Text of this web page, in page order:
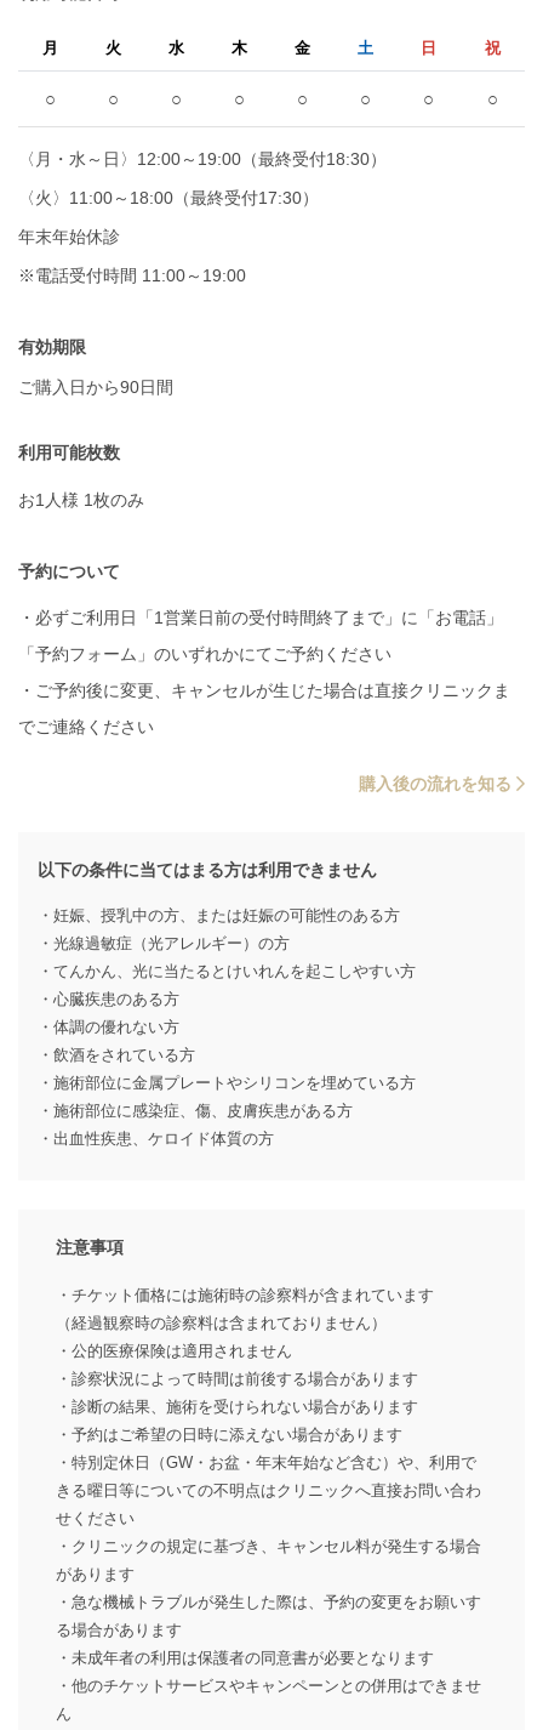
月 火 水 木 金 土 日 祝
○ ○ ○ ○ ○ ○ ○ ○
〈月・水～日〉12:00～19:00（最終受付18:30）
〈火〉11:00～18:00（最終受付17:30）
年末年始休診
※電話受付時間 11:00～19:00
有効期限
ご購入日から90日間
利用可能枚数
お1人様 1枚のみ
予約について
・必ずご利用日「1営業日前の受付時間終了まで」に「お電話」
「予約フォーム」のいずれかにてご予約ください
・ご予約後に変更、キャンセルが生じた場合は直接クリニックま
でご連絡ください
購入後の流れを知る
以下の条件に当てはまる方は利用できません
・妊娠、授乳中の方、または妊娠の可能性のある方
・光線過敏症（光アレルギー）の方
・てんかん、光に当たるとけいれんを起こしやすい方
・心臓疾患のある方
・体調の優れない方
・飲酒をされている方
・施術部位に金属プレートやシリコンを埋めている方
・施術部位に感染症、傷、皮膚疾患がある方
・出血性疾患、ケロイド体質の方
注意事項
・チケット価格には施術時の診察料が含まれています
（経過観察時の診察料は含まれておりません）
・公的医療保険は適用されません
・診察状況によって時間は前後する場合があります
・診断の結果、施術を受けられない場合があります
・予約はご希望の日時に添えない場合があります
・特別定休日（GW・お盆・年末年始など含む）や、利用で
きる曜日等についての不明点はクリニックへ直接お問い合わ
せください
・クリニックの規定に基づき、キャンセル料が発生する場合
があります
・急な機械トラブルが発生した際は、予約の変更をお願いす
る場合があります
・未成年者の利用は保護者の同意書が必要となります
・他のチケットサービスやキャンペーンとの併用はできませ
ん